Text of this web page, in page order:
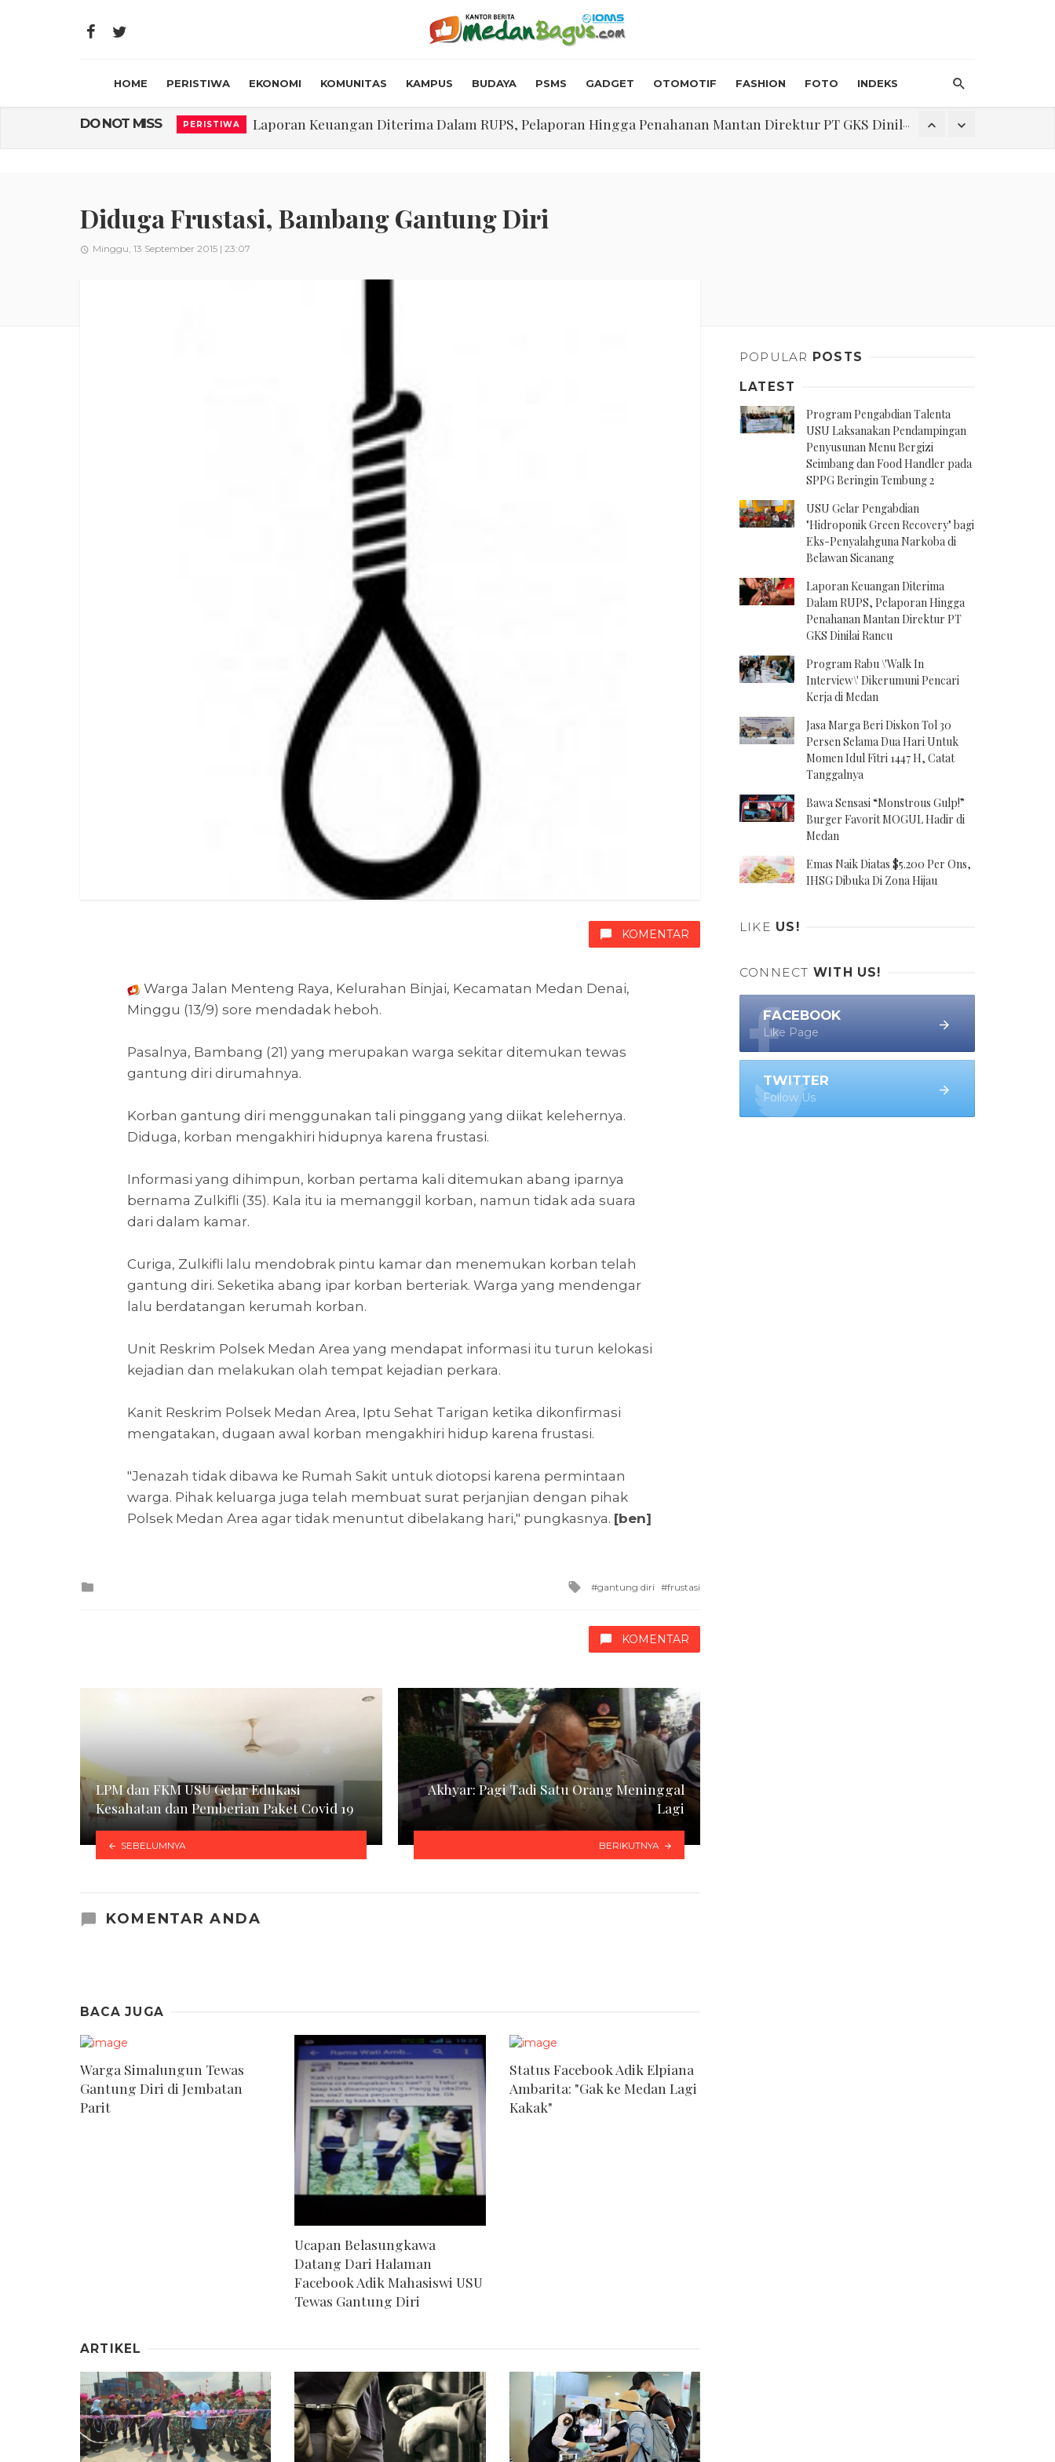
HOME PERISTIWA EKONOMI KOMUNITAS KAMPUS BUDAYA PSMS GADGET OTOMOTIF FASHION FOTO INDEKS
DO NOT MISS PERISTIWA Laporan Keuangan Diterima Dalam RUPS, Pelaporan Hingga Penahanan Mantan Direktur PT GKS Dinilai Rancu
Bawa Sensasi “Monstrous Gulp!” Burger Favorit MOGUL Hadir di Medan
EKONOMI Emas Naik Diatas $5.200 Per Ons, IHSG Dibuka Di Zona Hijau
USU Gelar Pengabdian "Hidroponik Green Recovery" bagi Eks-Penyalahguna Narkoba di Belawan Sicanang
Diduga Frustasi, Bambang Gantung Diri
Minggu, 13 September 2015 | 23:07
KOMENTAR
Warga Jalan Menteng Raya, Kelurahan Binjai, Kecamatan Medan Denai,
Minggu (13/9) sore mendadak heboh.
Pasalnya, Bambang (21) yang merupakan warga sekitar ditemukan tewas
gantung diri dirumahnya.
Korban gantung diri menggunakan tali pinggang yang diikat kelehernya.
Diduga, korban mengakhiri hidupnya karena frustasi.
Informasi yang dihimpun, korban pertama kali ditemukan abang iparnya
bernama Zulkifli (35). Kala itu ia memanggil korban, namun tidak ada suara
dari dalam kamar.
Curiga, Zulkifli lalu mendobrak pintu kamar dan menemukan korban telah
gantung diri. Seketika abang ipar korban berteriak. Warga yang mendengar
lalu berdatangan kerumah korban.
Unit Reskrim Polsek Medan Area yang mendapat informasi itu turun kelokasi
kejadian dan melakukan olah tempat kejadian perkara.
Kanit Reskrim Polsek Medan Area, Iptu Sehat Tarigan ketika dikonfirmasi
mengatakan, dugaan awal korban mengakhiri hidup karena frustasi.
"Jenazah tidak dibawa ke Rumah Sakit untuk diotopsi karena permintaan
warga. Pihak keluarga juga telah membuat surat perjanjian dengan pihak
Polsek Medan Area agar tidak menuntut dibelakang hari," pungkasnya. [ben]
Tagged
gantung diri frustasi
KOMENTAR
LPM dan FKM USU Gelar Edukasi
Kesahatan dan Pemberian Paket Covid 19
SEBELUMNYA
Akhyar: Pagi Tadi Satu Orang Meninggal
Lagi
BERIKUTNYA
KOMENTAR ANDA
BACA JUGA
Warga Simalungun Tewas
Gantung Diri di Jembatan
Parit
Ucapan Belasungkawa
Datang Dari Halaman
Facebook Adik Mahasiswi USU
Tewas Gantung Diri
Status Facebook Adik Elpiana
Ambarita: "Gak ke Medan Lagi
Kakak"
ARTIKEL
POPULAR POSTS
LATEST
Program Pengabdian Talenta
USU Laksanakan Pendampingan
Penyusunan Menu Bergizi
Seimbang dan Food Handler pada
SPPG Beringin Tembung 2
USU Gelar Pengabdian
"Hidroponik Green Recovery" bagi
Eks-Penyalahguna Narkoba di
Belawan Sicanang
Laporan Keuangan Diterima
Dalam RUPS, Pelaporan Hingga
Penahanan Mantan Direktur PT
GKS Dinilai Rancu
Program Rabu \'Walk In
Interview\' Dikerumuni Pencari
Kerja di Medan
Jasa Marga Beri Diskon Tol 30
Persen Selama Dua Hari Untuk
Momen Idul Fitri 1447 H, Catat
Tanggalnya
Bawa Sensasi “Monstrous Gulp!”
Burger Favorit MOGUL Hadir di
Medan
Emas Naik Diatas $5.200 Per Ons,
IHSG Dibuka Di Zona Hijau
LIKE US!
CONNECT WITH US!
FACEBOOK
Like Page
TWITTER
Follow Us